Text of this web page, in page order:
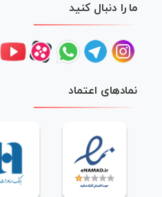
ما را دنبال کنید
نمادهای اعتماد